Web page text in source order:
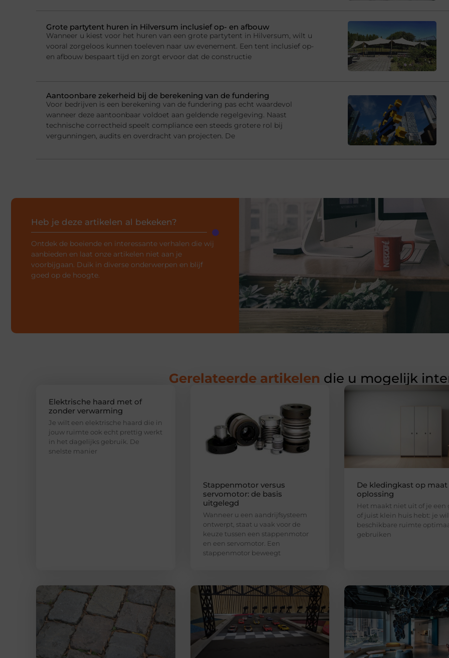
Grote partytent huren in Hilversum inclusief op- en afbouw
Wanneer u kiest voor het huren van een grote partytent in Hilversum, wilt u
vooral zorgeloos kunnen toeleven naar uw evenement. Een tent inclusief op-
en afbouw bespaart tijd en zorgt ervoor dat de constructie
Aantoonbare zekerheid bij de berekening van de fundering
Voor bedrijven is een berekening van de fundering pas echt waardevol
wanneer deze aantoonbaar voldoet aan geldende regelgeving. Naast
technische correctheid speelt compliance een steeds grotere rol bij
vergunningen, audits en overdracht van projecten. De
Heb je deze artikelen al bekeken?
Ontdek de boeiende en interessante verhalen die wij
aanbieden en laat onze artikelen niet aan je
voorbijgaan. Duik in diverse onderwerpen en blijf
goed op de hoogte.
Gerelateerde artikelen die u mogelijk
Elektrische haard met of
zonder verwarming
Je wilt een elektrische haard die in
jouw ruimte ook echt prettig werkt
in het dagelijks gebruik. De
snelste manier
Stappenmotor versus
servomotor: de basis
uitgelegd
Wanneer u een aandrijfsysteem
ontwerpt, staat u vaak voor de
keuze tussen een stappenmotor
en een servomotor. Een
stappenmotor beweegt
De kledingkast op maat
oplossing
Het maakt niet uit of je een
of juist klein huis hebt: je
beschikbare ruimte
gebruiken